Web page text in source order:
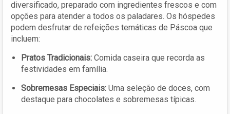
diversificado, preparado com ingredientes frescos e com
opções para atender a todos os paladares. Os hóspedes
podem desfrutar de refeições temáticas de Páscoa que
incluem:
Pratos Tradicionais: Comida caseira que recorda as
festividades em família.
Sobremesas Especiais: Uma seleção de doces, com
destaque para chocolates e sobremesas típicas.